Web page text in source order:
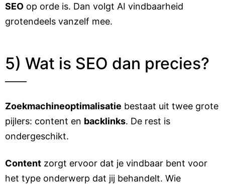
SEO op orde is. Dan volgt AI vindbaarheid
grotendeels vanzelf mee.
5) Wat is SEO dan precies?
Zoekmachineoptimalisatie bestaat uit twee grote
pijlers: content en backlinks. De rest is
ondergeschikt.
Content zorgt ervoor dat je vindbaar bent voor
het type onderwerp dat jij behandelt. Wie